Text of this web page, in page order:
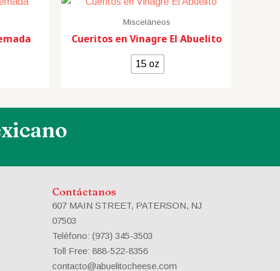
Misceláneos
Cueritos en Vinagre El Abuelito
15 oz
Contáctanos
607 MAIN STREET, PATERSON, NJ
07503
Teléfono: (973) 345-3503
Toll Free: 888-522-8356
contacto@abuelitocheese.com